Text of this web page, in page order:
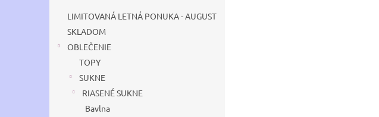
LIMITOVANÁ LETNÁ PONUKA - AUGUST
SKLADOM
OBLEČENIE
TOPY
SUKNE
RIASENÉ SUKNE
Bavlna